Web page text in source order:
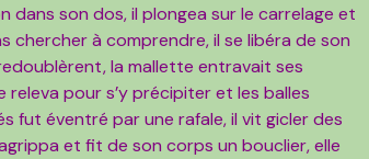
dans son dos, il plongea sur le carrelage et
à comprendre, il se libéra de son
la mallette entravait ses
releva pour s’y précipiter et les balles
fut éventré par une rafale, il vit gicler des
et fit de son corps un bouclier, elle